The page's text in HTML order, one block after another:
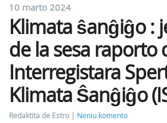
10 marto 2024
Klimata ŝanĝiĝo :
de la sesa raporto
Interregistara
Klimata Ŝanĝiĝo
Redaktita de Estro
Neniu komento